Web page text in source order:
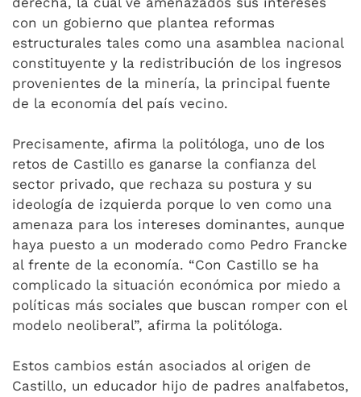
con un gobierno que plantea reformas
estructurales tales como una asamblea nacional
constituyente y la redistribución de los ingresos
provenientes de la minería, la principal fuente
de la economía del país vecino.
Precisamente, afirma la politóloga, uno de los
retos de Castillo es ganarse la confianza del
sector privado, que rechaza su postura y su
ideología de izquierda porque lo ven como una
amenaza para los intereses dominantes, aunque
haya puesto a un moderado como Pedro Francke
al frente de la economía. “Con Castillo se ha
complicado la situación económica por miedo a
políticas más sociales que buscan romper con el
modelo neoliberal”, afirma la politóloga.
Estos cambios están asociados al origen de
Castillo, un educador hijo de padres analfabetos,